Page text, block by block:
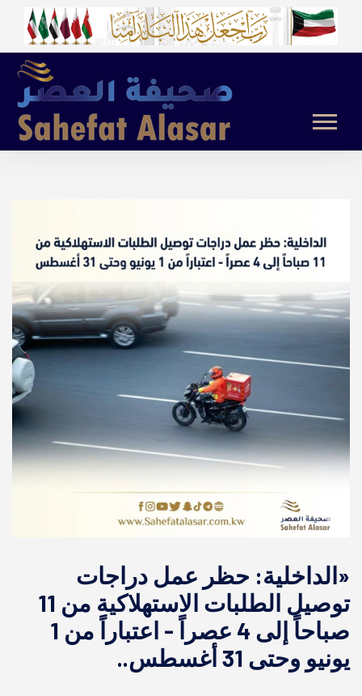
«الداخلية: حظر عمل دراجات
توصيل الطلبات الاستهلاكية من 11
صباحاً إلى 4 عصراً - اعتباراً من 1
يونيو وحتى 31 أغسطس..